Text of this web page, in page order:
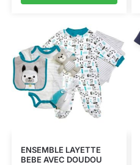
ENSEMBLE LAYETTE
BEBE AVEC DOUDOU